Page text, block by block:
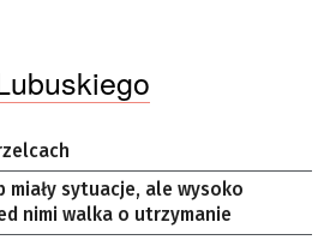
miały sytuacje, ale wysoko
nimi walka o utrzymanie